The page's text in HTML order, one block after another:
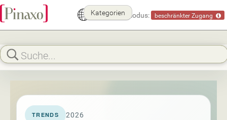
Demomodus: beschränkter Zugang
Kategorien
TRENDS 2026